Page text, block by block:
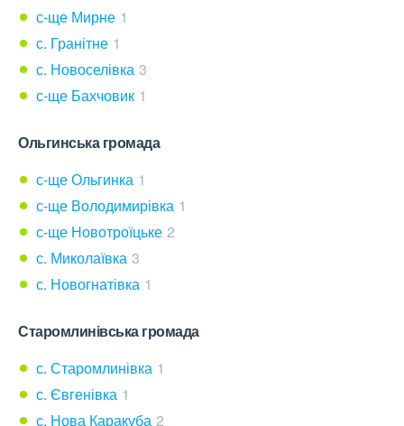
с-ще Мирне 1
с. Гранітне 1
с. Новоселівка 3
с-ще Бахчовик 1
Ольгинська громада
с-ще Ольгинка 1
с-ще Володимирівка 1
с-ще Новотроїцьке 2
с. Миколаївка 3
с. Новогнатівка 1
Старомлинівська громада
с. Старомлинівка 1
с. Євгенівка 1
с. Нова Каракуба 2